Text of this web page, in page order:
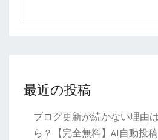
最近の投稿
ブログ更新が続かない理由
ら？【完全無料】AI自動投